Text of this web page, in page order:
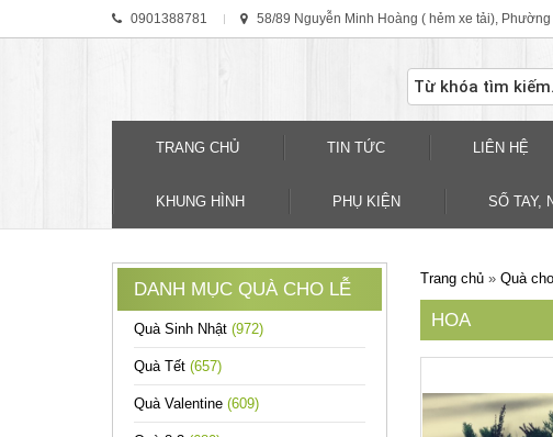
0901388781 58/89 Nguyễn Minh Hoàng ( hẻm xe tải),
TRANG CHỦ TIN TỨC LIÊN HỆ
KHUNG HÌNH PHỤ KIỆN SỐ TAY,
DANH MỤC QUÀ CHO LỄ
Quà Sinh Nhật (972)
Quà Tết (657)
Quà Valentine (609)
Trang chủ» Quà
HOA